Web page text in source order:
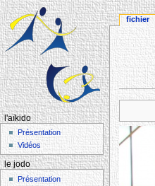
Aller à :
fichier
l'aïkido
Présentation
Vidéos
le jodo
Présentation